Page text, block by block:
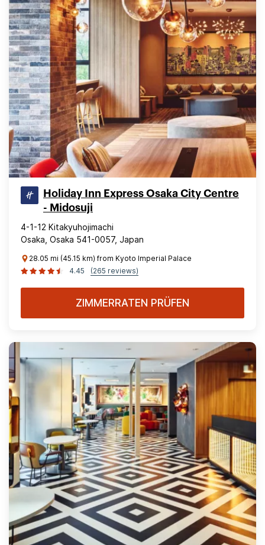
Holiday Inn Express Osaka City Centre
- Midosuji
4-1-12 Kitakyuhojimachi
Osaka, Osaka 541-0057, Japan
28.05 mi (45.15 km) from Kyoto Imperial Palace
4.45
(265 reviews)
ZIMMERRATEN PRÜFEN